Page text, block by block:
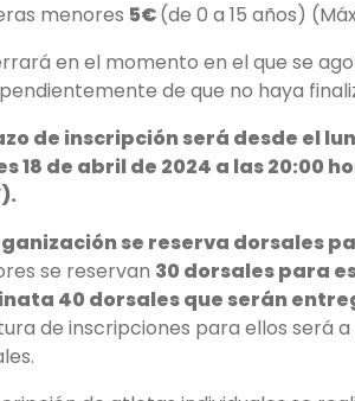
menores 5€(de 0 a 15 años)
en el momento en el que se
de que no haya
de inscripción será desde el
18 de abril de 2024 a las
se reserva dorsales
se reservan 30 dorsales para
40 dorsales que serán
de inscripciones para ellos será